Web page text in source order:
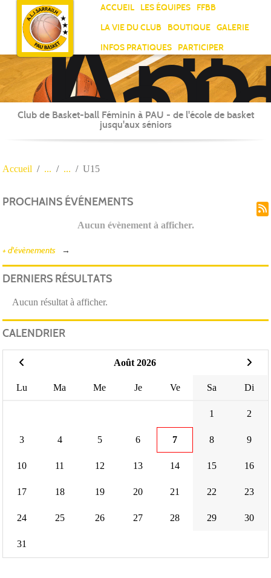
ACCUEIL LES ÉQUIPES
FFBB
LA VIE DU CLUB
BOUTIQUE
GALERIE
INFOS PRATIQUES
PARTICIPER
Club de Basket-ball Féminin à PAU - de l'école de basket
jusqu'aux séniors
Accueil U15
PROCHAINS ÉVÉNEMENTS
Aucun évènement à afficher.
+ d'évènements
DERNIERS RÉSULTATS
Aucun résultat à afficher.
CALENDRIER
Août 2026
Lu Ma Me Je Ve Sa Di
1 2
3 4 5 6 7 8 9
10 11 12 13 14 15 16
17 18 19 20 21 22 23
24 25 26 27 28 29 30
31
Panneau de gestion des cookies